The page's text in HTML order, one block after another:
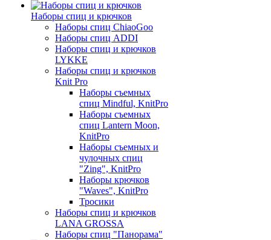
Наборы спиц и крючков
Наборы спиц ChiaoGoo
Наборы спиц ADDI
Наборы спиц и крючков
LYKKE
Наборы спиц и крючков
Knit Pro
Наборы съемных
спиц Mindful, KnitPro
Наборы съемных
спиц Lantern Moon,
KnitPro
Наборы съемных и
чулочных спиц
"Zing", KnitPro
Наборы крючков
"Waves", KnitPro
Тросики
Наборы спиц и крючков
LANA GROSSA
Наборы спиц "Панорама"